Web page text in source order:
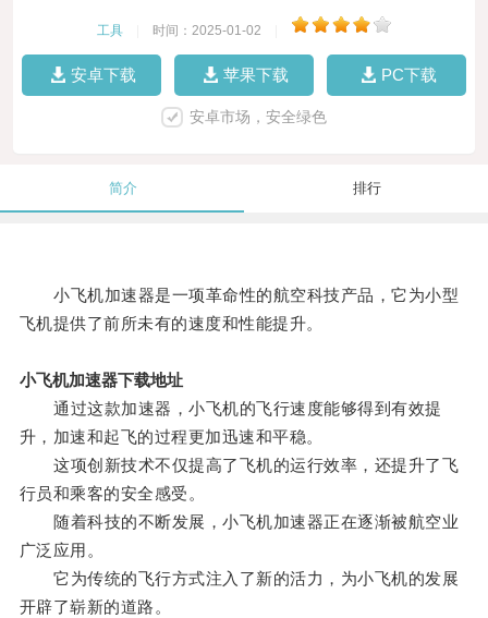
工具 时间：2025-01-02
安卓下载 苹果下载 PC下载
安卓市场，安全绿色
简介 排行
小飞机加速器是一项革命性的航空科技产品，它为小型
飞机提供了前所未有的速度和性能提升。
小飞机加速器下载地址
通过这款加速器，小飞机的飞行速度能够得到有效提
升，加速和起飞的过程更加迅速和平稳。
这项创新技术不仅提高了飞机的运行效率，还提升了飞
行员和乘客的安全感受。
随着科技的不断发展，小飞机加速器正在逐渐被航空业
广泛应用。
它为传统的飞行方式注入了新的活力，为小飞机的发展
开辟了崭新的道路。